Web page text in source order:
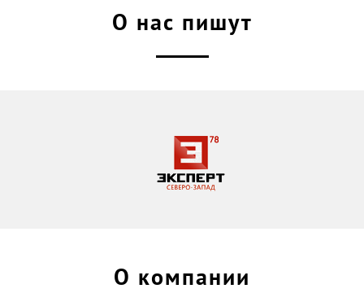
О нас пишут
О компании